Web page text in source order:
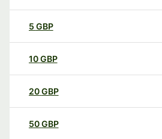
5 GBP
10GBP
20GBP
50GBP